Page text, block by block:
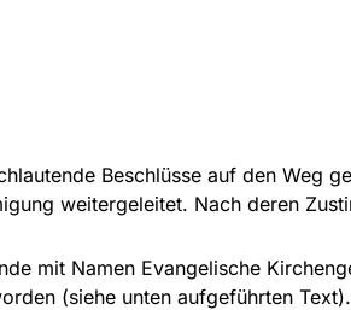
Beschlüsse auf den Weg
weitergeleitet. Nach deren
mit Namen Evangelische
(siehe unten aufgeführten